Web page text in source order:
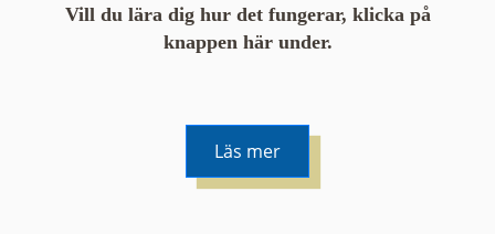
Vill du lära dig hur det fungerar, klicka på
knappen här under.
Läs mer